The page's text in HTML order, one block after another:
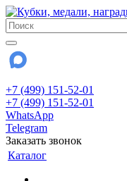
+7 (499) 151-52-01
+7 (499) 151-52-01
WhatsApp
Telegram
Заказать звонок
Каталог